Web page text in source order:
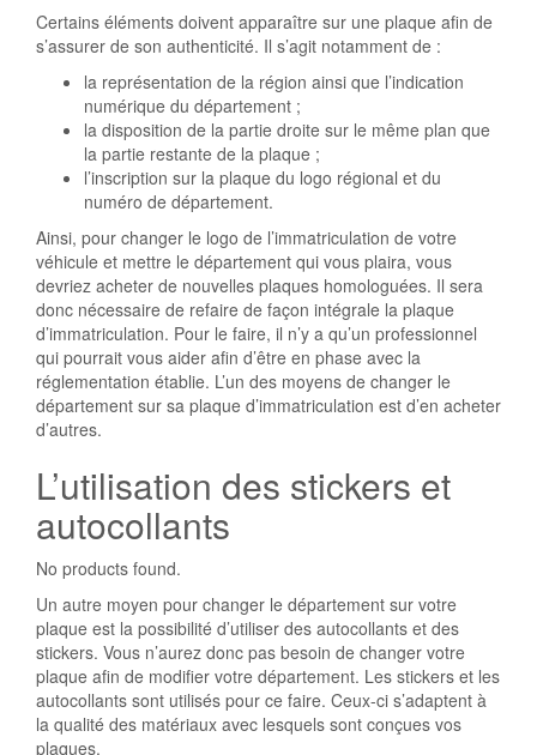
Certains éléments doivent apparaître sur une plaque afin de
s’assurer de son authenticité. Il s’agit notamment de :
la représentation de la région ainsi que l’indication
numérique du département ;
la disposition de la partie droite sur le même plan que
la partie restante de la plaque ;
l’inscription sur la plaque du logo régional et du
numéro de département.
Ainsi, pour changer le logo de l’immatriculation de votre
véhicule et mettre le département qui vous plaira, vous
devriez acheter de nouvelles plaques homologuées. Il sera
donc nécessaire de refaire de façon intégrale la plaque
d’immatriculation. Pour le faire, il n’y a qu’un professionnel
qui pourrait vous aider afin d’être en phase avec la
réglementation établie. L’un des moyens de changer le
département sur sa plaque d’immatriculation est d’en acheter
d’autres.
L’utilisation des stickers et
autocollants
No products found.
Un autre moyen pour changer le département sur votre
plaque est la possibilité d’utiliser des autocollants et des
stickers. Vous n’aurez donc pas besoin de changer votre
plaque afin de modifier votre département. Les stickers et les
autocollants sont utilisés pour ce faire. Ceux-ci s’adaptent à
la qualité des matériaux avec lesquels sont conçues vos
plaques.